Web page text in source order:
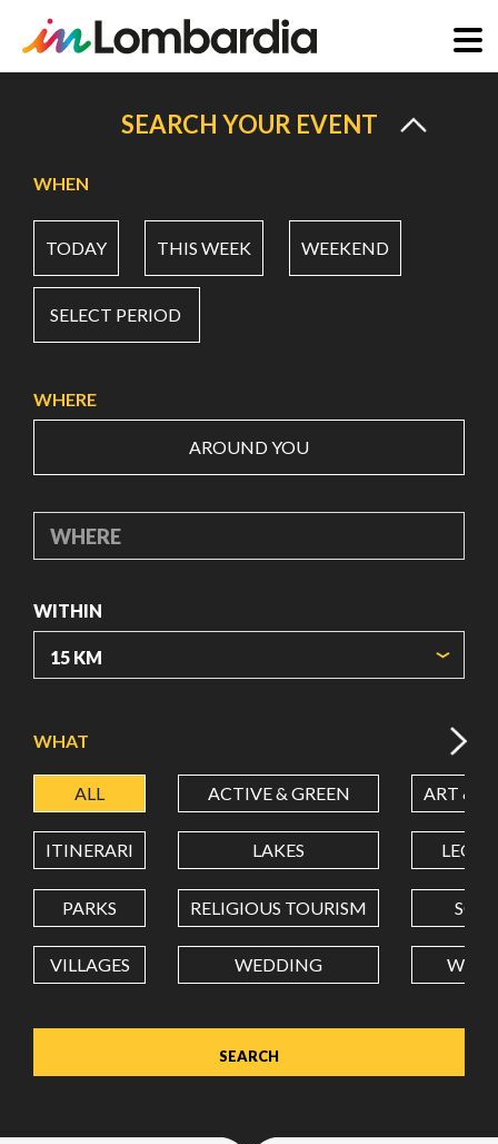
content
SEARCH YOUR EVENT
WHEN
TODAY THIS WEEK WEEKEND
SELECT PERIOD
WHERE
AROUND YOU
WHERE
WITHIN
LATITUDE
LONGITUDE
Value in decimal degrees. Use dot (.) as decimal separator.
WHAT
ALL ACTIVE & GREEN ART &
ITINERARI LAKES
PARKS RELIGIOUS TOURISM
VILLAGES WEDDING